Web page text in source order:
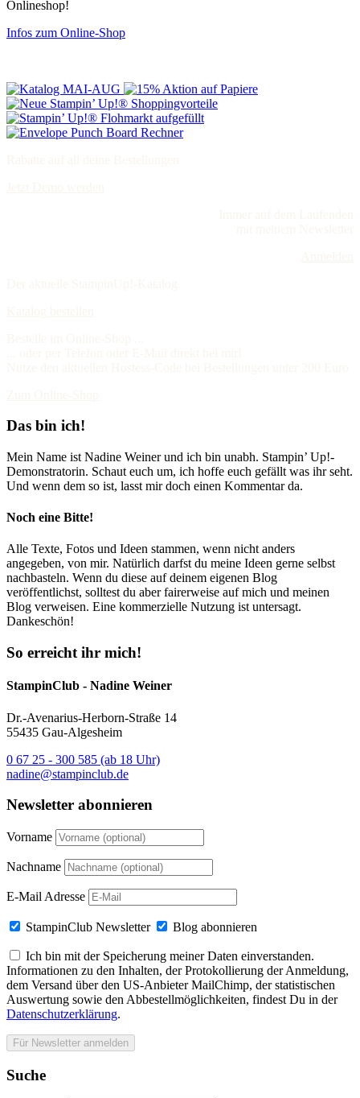
Onlineshop!
Infos zum Online-Shop
Das bin ich!
Mein Name ist Nadine Weiner und ich bin unabh. Stampin’ Up!-
Demonstratorin. Schaut euch um, ich hoffe euch gefällt was ihr seht.
Und wenn dem so ist, lasst mir doch einen Kommentar da.
Noch eine Bitte!
Alle Texte, Fotos und Ideen stammen, wenn nicht anders
angegeben, von mir. Natürlich darfst du meine Ideen gerne selbst
nachbasteln. Wenn du diese auf deinem eigenen Blog
veröffentlichst, solltest du aber fairerweise auf mich und meinen
Blog verweisen. Eine kommerzielle Nutzung ist untersagt.
Dankeschön!
So erreicht ihr mich!
StampinClub - Nadine Weiner
Dr.-Avenarius-Herborn-Straße 14
55435 Gau-Algesheim
0 67 25 - 300 585 (ab 18 Uhr)
nadine@stampinclub.de
Newsletter abonnieren
Vorname
Nachname
E-Mail Adresse
StampinClub Newsletter Blog abonnieren
Ich bin mit der Speicherung meiner Daten einverstanden.
Informationen zu den Inhalten, der Protokollierung der Anmeldung,
dem Versand über den US-Anbieter MailChimp, der statistischen
Auswertung sowie den Abbestellmöglichkeiten, findest Du in der
Datenschutzerklärung.
Suche